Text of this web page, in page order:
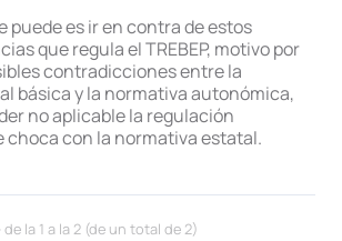
puede es ir en contra de estos
que regula el TREBEP, motivo por
contradicciones entre la
básica y la normativa autonómica,
no aplicable la regulación
choca con la normativa estatal.
la 1 a la 2 (de un total de 2)